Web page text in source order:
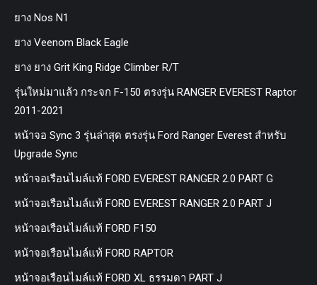
ยาง Nos N1
ยาง Veenom Black Eagle
ยาง ยาง Grit King Ridge Climber R/T
รุ่นใหม่มาแล้ว กระจก F-150 ตรงรุ่น RANGER EVEREST Raptor
2011-2021
หน้าจอ Sync 3 รุ่นล่าสุด ตรงรุ่น Ford Ranger Everest สำหรับ
Upgrade Sync
หน้าจอเรือนไมล์แท้ FORD EVEREST RANGER 2.0 PART G
หน้าจอเรือนไมล์แท้ FORD EVEREST RANGER 2.0 PART J
หน้าจอเรือนไมล์แท้ FORD F150
หน้าจอเรือนไมล์แท้ FORD RAPTOR
หน้าจอเรือนไมล์แท้ FORD XL ธรรมดา PART J